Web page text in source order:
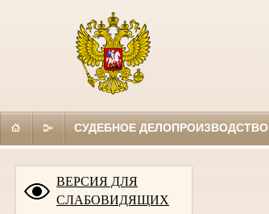
СУДЕБНОЕ ДЕЛОПРОИЗВОДСТВО
ВЕРСИЯ ДЛЯ
СЛАБОВИДЯЩИХ